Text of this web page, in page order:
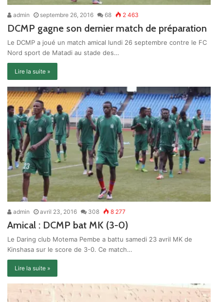
admin septembre 26, 2016 68 2 463
DCMP gagne son dernier match de préparation
Le DCMP a joué un match amical lundi 26 septembre contre le FC
Nord sport de Matadi au stade des…
Lire la suite »
admin avril 23, 2016 308 8 277
Amical : DCMP bat MK (3-0)
Le Daring club Motema Pembe a battu samedi 23 avril MK de
Kinshasa sur le score de 3-0. Ce match…
Lire la suite »